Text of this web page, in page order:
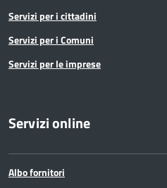
Servizi per i cittadini
Servizi per i Comuni
Servizi per le imprese
Servizi online
Albo fornitori